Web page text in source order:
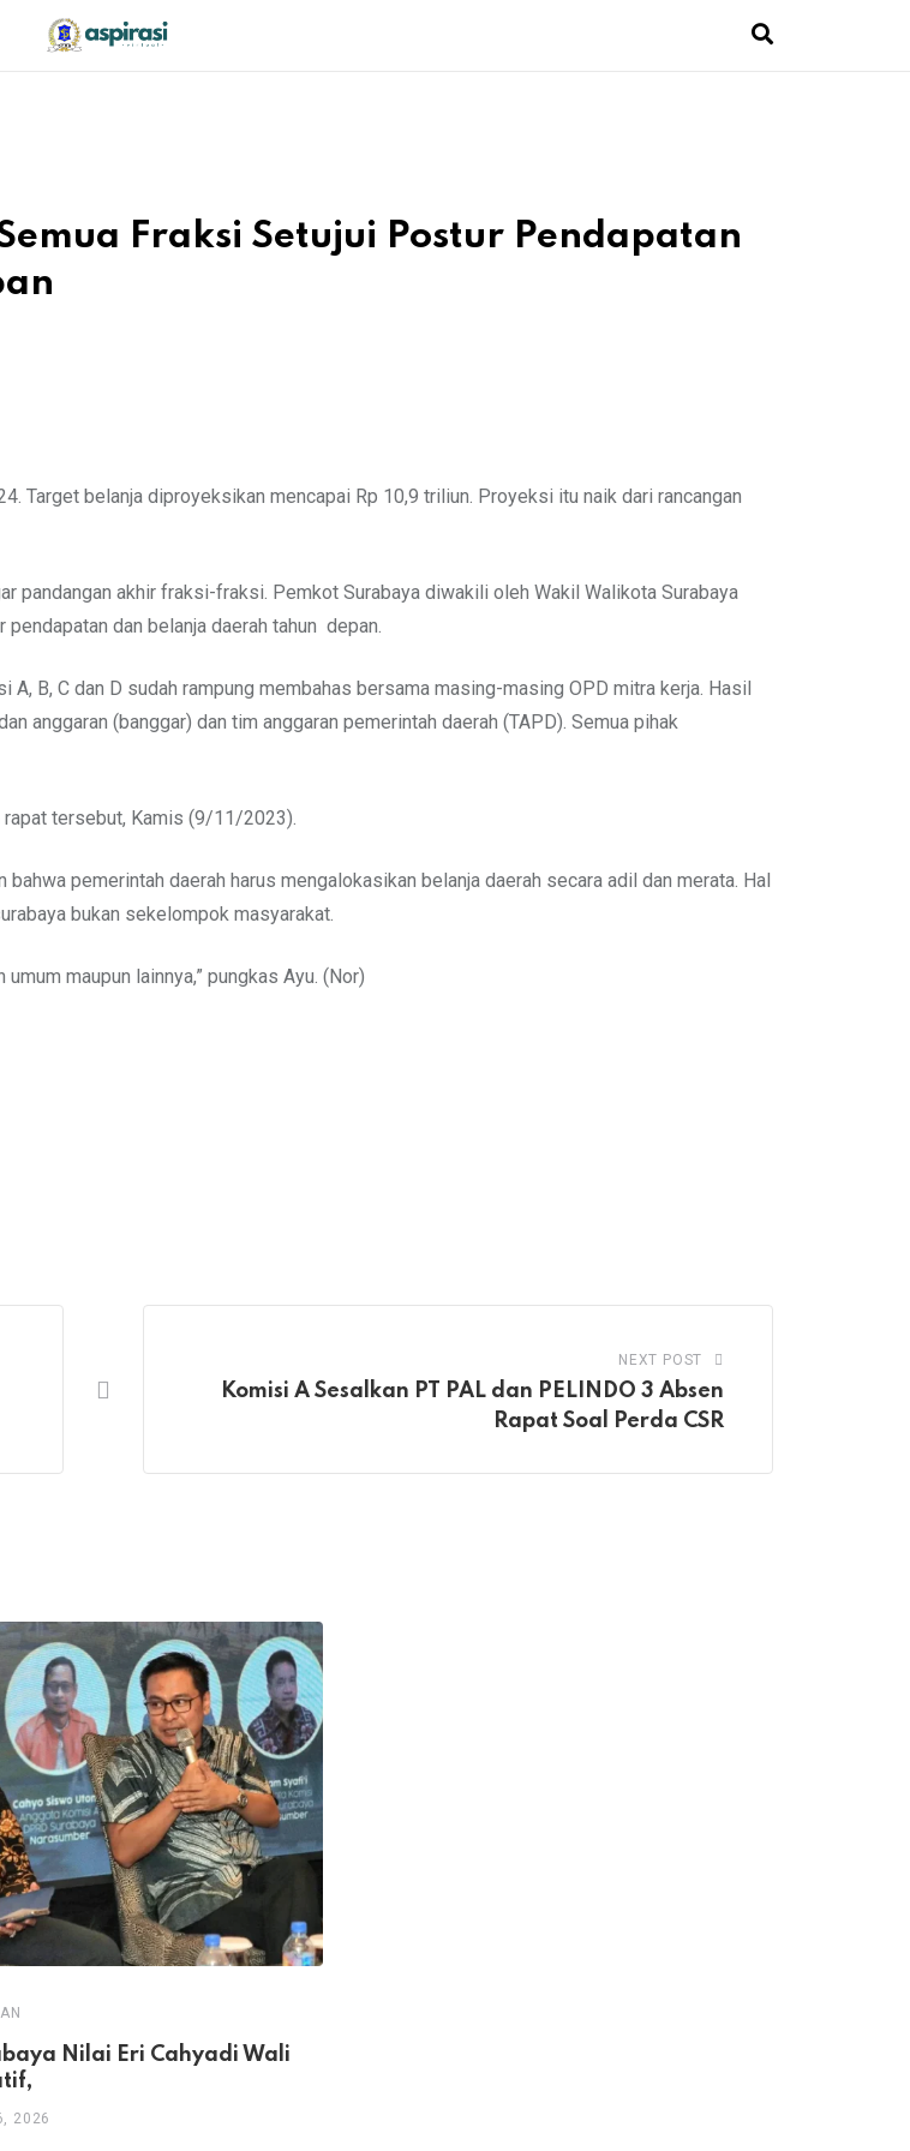
Fraksi Setujui Postur Pendapatan
Target belanja diproyeksikan mencapai Rp 10,9 triliun. Proyeksi itu naik dari rancangan
pandangan akhir fraksi-fraksi. Pemkot Surabaya diwakili oleh Wakil Walikota Surabaya
dan belanja daerah tahun depan.
B, C dan D sudah rampung membahas bersama masing-masing OPD mitra kerja. Hasil
anggaran (banggar) dan tim anggaran pemerintah daerah (TAPD). Semua pihak
tersebut, Kamis (9/11/2023).
pemerintah daerah harus mengalokasikan belanja daerah secara adil dan merata. Hal
bukan sekelompok masyarakat.
maupun lainnya,” pungkas Ayu. (Nor)
NEXT POST
Komisi A Sesalkan PT PAL dan PELINDO 3 Absen
Rapat Soal Perda CSR
Nilai Eri Cahyadi Wali
2026